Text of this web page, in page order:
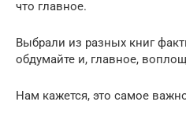
что главное.
Выбрали из разных книг
обдумайте и, главное,
Нам кажется, это самое